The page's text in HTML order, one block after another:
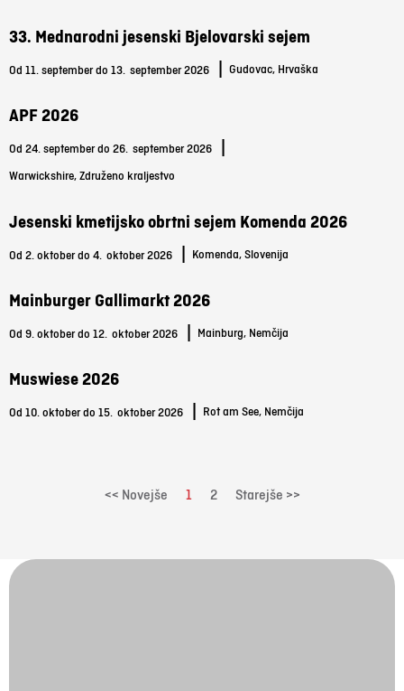
33. Mednarodni jesenski Bjelovarski sejem
Od 11. september do 13. september 2026 Gudovac, Hrvaška
APF 2026
Od 24. september do 26. september 2026
Warwickshire, Združeno kraljestvo
Jesenski kmetijsko obrtni sejem Komenda 2026
Od 2. oktober do 4. oktober 2026 Komenda, Slovenija
Mainburger Gallimarkt 2026
Od 9. oktober do 12. oktober 2026 Mainburg, Nemčija
Muswiese 2026
Od 10. oktober do 15. oktober 2026 Rot am See, Nemčija
<< Novejše 1 2 Starejše >>